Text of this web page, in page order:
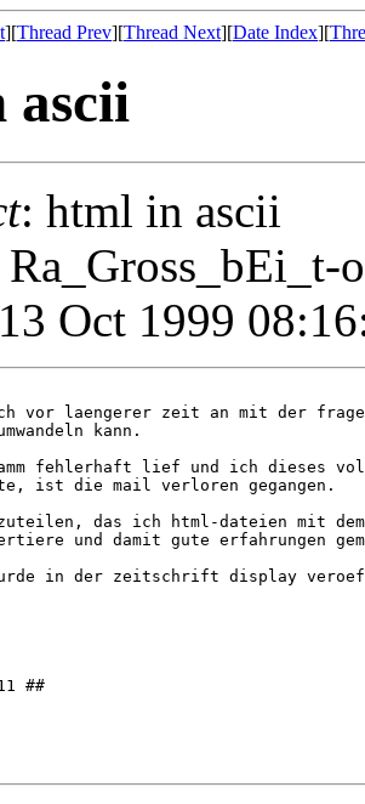
][Thread Prev][Thread Next][Date Index][
ascii
: html in ascii
Ra_Gross_bEi_t-
Oct 1999
vor laengerer zeit an mit der
kann.
fehlerhaft lief und ich dieses
ist die mail verloren gegangen.
das ich html-dateien mit
und damit gute erfahrungen
wurde in der zeitschrift display
##